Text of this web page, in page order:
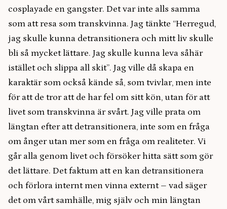
cosplayade en gangster. Det var inte alls samma
som att resa som transkvinna. Jag tänkte “Herregud,
jag skulle kunna detransitionera och mitt liv skulle
bli så mycket lättare. Jag skulle kunna leva såhär
istället och slippa all skit”. Jag ville då skapa en
karaktär som också kände så, som tvivlar, men inte
för att de tror att de har fel om sitt kön, utan för att
livet som transkvinna är svårt. Jag ville prata om
längtan efter att detransitionera, inte som en fråga
om ånger utan mer som en fråga om realiteter. Vi
går alla genom livet och försöker hitta sätt som gör
det lättare. Det faktum att en kan detransitionera
och förlora internt men vinna externt – vad säger
det om vårt samhälle, mig själv och min längtan